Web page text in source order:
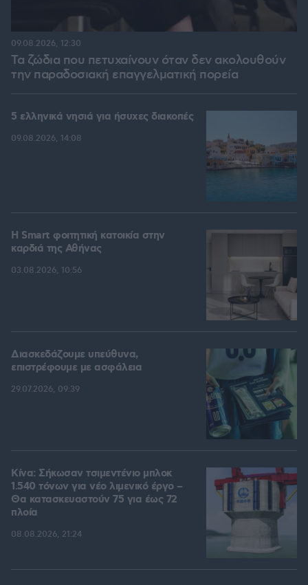
Τα ζώδια που πετυχαίνουν όταν δεν ακολουθούν
την παραδοσιακή επαγγελματική πορεία
09.08.2026, 12:30
5 ελληνικά νησιά για ήσυχες διακοπές
09.08.2026, 14:08
Η Smart φοιτητική κατοικία στην
καρδιά της Αθήνας
03.08.2026, 10:56
Διασκεδάζουμε υπεύθυνα,
επιστρέφουμε με ασφάλεια
29.07.2026, 09:39
Κίνα: Σήκωσαν τσιμεντένιο μπλοκ
1.540 τόνων για νέο λιμενικό έργο –
Θα κατασκευαστούν 75 για έως 72
πλοία
08.08.2026, 21:24